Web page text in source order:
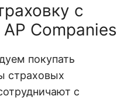
с
Companies
покупать
страховых
с